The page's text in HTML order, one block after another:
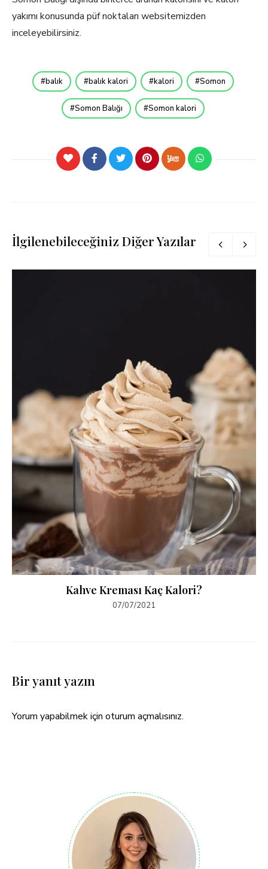
yakımı konusunda püf noktaları websitemizden
inceleyebilirsiniz.
balık balık kalori kalori Somon
Somon Balığı Somon kalori
İlgilenebileceğiniz Diğer Yazılar
Kahve Kreması Kaç Kalori?
07/07/2021
Bir yanıt yazın
Yorum yapabilmek için oturum açmalısınız.